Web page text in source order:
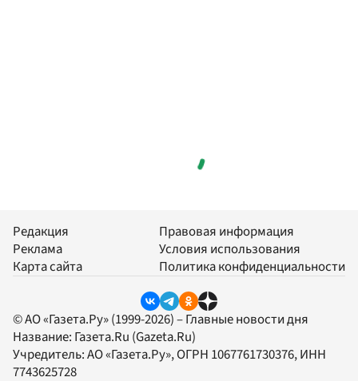
Редакция
Реклама
Карта сайта
Правовая информация
Условия использования
Политика конфиденциальности
© АО «Газета.Ру» (1999-2026) – Главные новости дня
Название: Газета.Ru (Gazeta.Ru)
Учредитель:АО «Газета.Ру», ОГРН 1067761730376, ИНН
7743625728